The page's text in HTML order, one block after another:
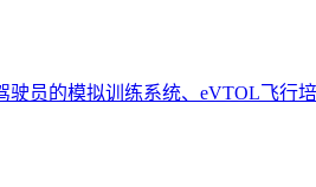
员的模拟训练系统、eVTOL飞行